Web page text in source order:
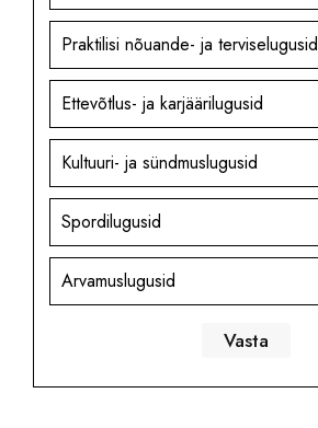
Praktilisi nõuande- ja terviselugusid
Ettevõtlus- ja karjäärilugusid
Kultuuri- ja sündmuslugusid
Spordilugusid
Arvamuslugusid